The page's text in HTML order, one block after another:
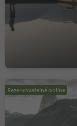
Rezervovatelné online